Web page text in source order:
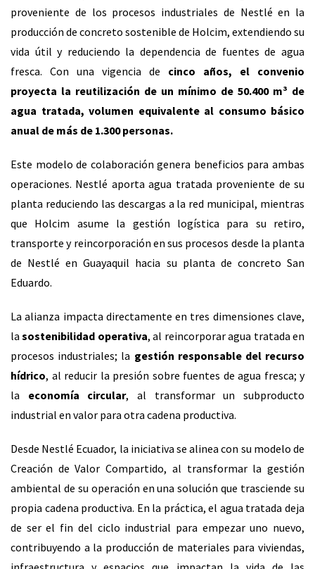
proveniente de los procesos industriales de Nestlé en la
producción de concreto sostenible de Holcim, extendiendo su
vida útil y reduciendo la dependencia de fuentes de agua
fresca. Con una vigencia de cinco años, el convenio
proyecta la reutilización de un mínimo de 50.400 m³ de
agua tratada, volumen equivalente al consumo básico
anual de más de 1.300 personas.
Este modelo de colaboración genera beneficios para ambas
operaciones. Nestlé aporta agua tratada proveniente de su
planta reduciendo las descargas a la red municipal, mientras
que Holcim asume la gestión logística para su retiro,
transporte y reincorporación en sus procesos desde la planta
de Nestlé en Guayaquil hacia su planta de concreto San
Eduardo.
La alianza impacta directamente en tres dimensiones clave,
la sostenibilidad operativa, al reincorporar agua tratada en
procesos industriales; la gestión responsable del recurso
hídrico, al reducir la presión sobre fuentes de agua fresca; y
la economía circular, al transformar un subproducto
industrial en valor para otra cadena productiva.
Desde Nestlé Ecuador, la iniciativa se alinea con su modelo de
Creación de Valor Compartido, al transformar la gestión
ambiental de su operación en una solución que trasciende su
propia cadena productiva. En la práctica, el agua tratada deja
de ser el fin del ciclo industrial para empezar uno nuevo,
contribuyendo a la producción de materiales para viviendas,